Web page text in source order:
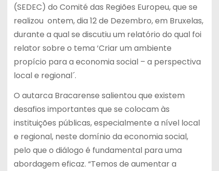
(SEDEC) do Comité das Regiões Europeu, que se
realizou ontem, dia 12 de Dezembro, em Bruxelas,
durante a qual se discutiu um relatório do qual foi
relator sobre o tema ‘Criar um ambiente
propício para a economia social – a perspectiva
local e regional´.
O autarca Bracarense salientou que existem
desafios importantes que se colocam às
instituições públicas, especialmente a nível local
e regional, neste domínio da economia social,
pelo que o diálogo é fundamental para uma
abordagem eficaz. “Temos de aumentar a